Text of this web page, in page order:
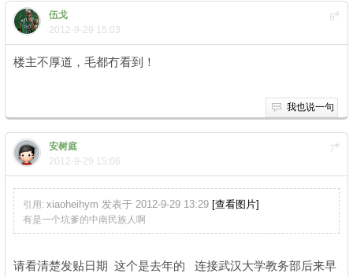
6#
伍戈
2012-9-29 15:03
楼主不厚道，毛都冇看到！
我也说一句
7#
安树庭
2012-9-29 15:06
引用: xiaoheihym 发表于 2012-9-29 13:29 [查看图片]
有是一个坑爹的中南民族人啊
请看清楚发贴日期 这个是去年的 连接武汉大学教务部后来早